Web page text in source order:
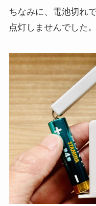
ちなみに、電池切れ
点灯しませんでした。